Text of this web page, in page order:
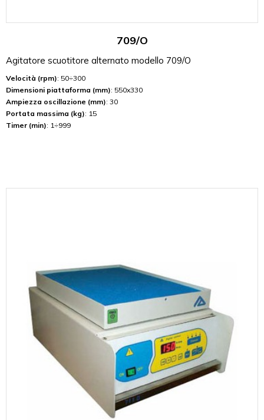
709/O
Agitatore scuotitore alternato modello 709/O
Velocità (rpm): 50÷300
Dimensioni piattaforma (mm): 550x330
Ampiezza oscillazione (mm): 30
Portata massima (kg): 15
Timer (min): 1÷999